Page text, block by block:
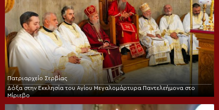
Πατριαρχείο Σερβίας
Δόξα στην Εκκλησία του Αγίου Μεγαλομάρτυρα Παντελεήμονα στο
Μίριεβο